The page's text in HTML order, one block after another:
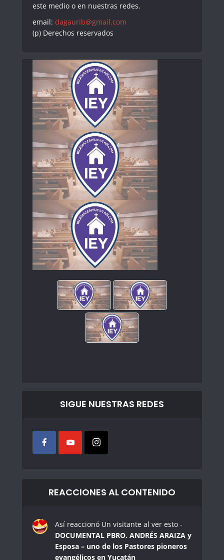
este medio o en nuestras redes.
email: dagaurib@gmail.com
(p) Derechos reservados
SIGUE NUESTRAS REDES
REACCIONES AL CONTENIDO
Así reaccionó Un visitante al ver esto -
DOCUMENTAL PBRO. ANDRÉS ARAIZA y
Esposa – uno de los Pastores pioneros
evangélicos en Yucatán